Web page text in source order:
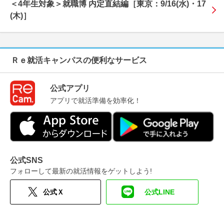
＜4年生対象＞就職博 内定直結編［東京：9/16(水)・17
(木)］
公式アプリ
アプリで就活準備を効率化！
公式SNS
フォローして最新の就活情報をゲットしよう!